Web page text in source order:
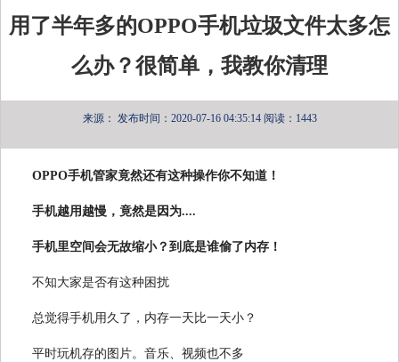
用了半年多的OPPO手机垃圾文件太多怎
么办？很简单，我教你清理
来源： 发布时间：2020-07-16 04:35:14 阅读：1443
OPPO手机管家竟然还有这种操作你不知道！
手机越用越慢，竟然是因为....
手机里空间会无故缩小？到底是谁偷了内存！
不知大家是否有这种困扰
总觉得手机用久了，内存一天比一天小？
平时玩机存的图片。音乐、视频也不多